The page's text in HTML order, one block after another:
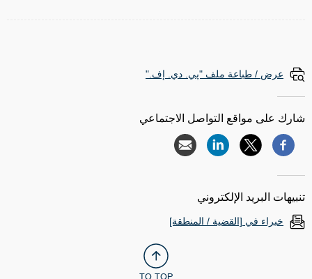
عرض / طباعة ملف "پي. دي. إف."
شارك على مواقع التواصل الاجتماعي
تنبيهات البريد الإلكتروني
خبراء في [القضية / المنطقة]